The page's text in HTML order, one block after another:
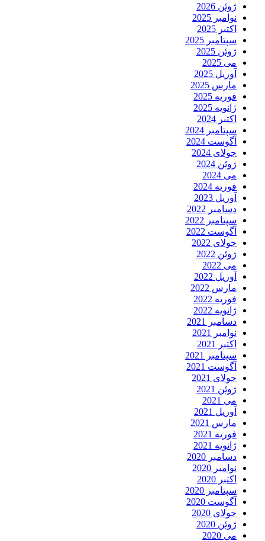
ژوئن 2026
نوامبر 2025
اکتبر 2025
سپتامبر 2025
ژوئن 2025
می 2025
آوریل 2025
مارس 2025
فوریه 2025
ژانویه 2025
اکتبر 2024
سپتامبر 2024
آگوست 2024
جولای 2024
ژوئن 2024
می 2024
فوریه 2024
آوریل 2023
دسامبر 2022
سپتامبر 2022
آگوست 2022
جولای 2022
ژوئن 2022
می 2022
آوریل 2022
مارس 2022
فوریه 2022
ژانویه 2022
دسامبر 2021
نوامبر 2021
اکتبر 2021
سپتامبر 2021
آگوست 2021
جولای 2021
ژوئن 2021
می 2021
آوریل 2021
مارس 2021
فوریه 2021
ژانویه 2021
دسامبر 2020
نوامبر 2020
اکتبر 2020
سپتامبر 2020
آگوست 2020
جولای 2020
ژوئن 2020
می 2020